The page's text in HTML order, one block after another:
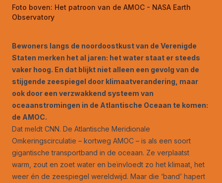
Foto boven: Het patroon van de AMOC - NASA Earth
Observatory
Bewoners langs de noordoostkust van de Verenigde
Staten merken het al jaren: het water staat er steeds
vaker hoog. En dat blijkt niet alleen een gevolg van de
stijgende zeespiegel door klimaatverandering, maar
ook door een verzwakkend systeem van
oceaanstromingen in de Atlantische Oceaan te komen:
de AMOC.
Dat meldt CNN. De Atlantische Meridionale
Omkeringscirculatie – kortweg AMOC – is als een soort
gigantische transportband in de oceaan. Ze verplaatst
warm, zout en zoet water en beïnvloedt zo het klimaat, het
weer én de zeespiegel wereldwijd. Maar die ‘band’ hapert